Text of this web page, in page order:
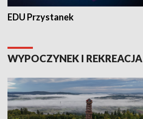
EDU Przystanek
WYPOCZYNEK I REKREACJA